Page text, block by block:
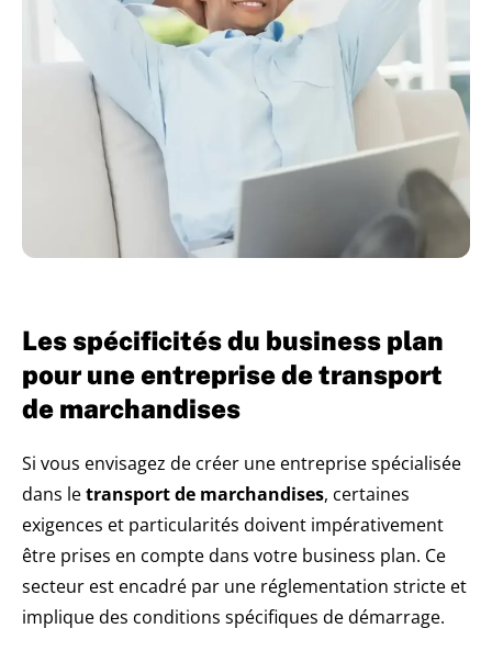
Les spécificités du business plan
pour une entreprise de transport
de marchandises
Si vous envisagez de créer une entreprise spécialisée
dans letransport de marchandises, certaines
exigences et particularités doivent impérativement
être prises en compte dans votre business plan. Ce
secteur est encadré par une réglementation stricte et
implique des conditions spécifiques de démarrage.